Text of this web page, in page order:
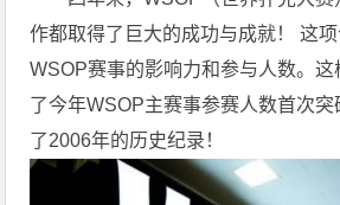
作都取得了巨大的成功与成就！ 这
WSOP赛事的影响力和参与人数。这
了今年WSOP主赛事参赛人数首次
了2006年的历史纪录！